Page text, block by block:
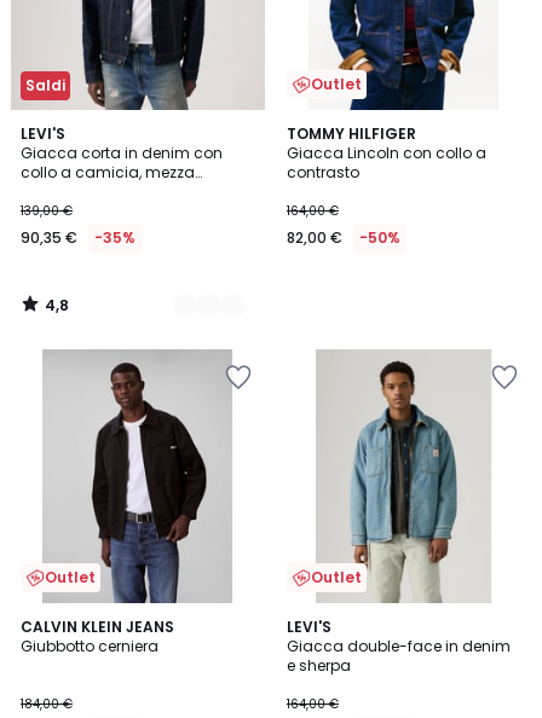
Saldi
LEVI'S
Giacca corta in denim con
collo a camicia, mezza
139,00 €
90,35 € -35%
4,8
/ 5
2
Colori
4,8
/
Outlet
TOMMY HILFIGER
Giacca Lincoln con collo a
contrasto
164,00 €
82,00 € -50%
Outlet
CALVIN KLEIN JEANS
Giubbotto cerniera
184,00 €
Outlet
LEVI'S
Giacca double-face in denim
e sherpa
164,00 €
4,5
/ 5